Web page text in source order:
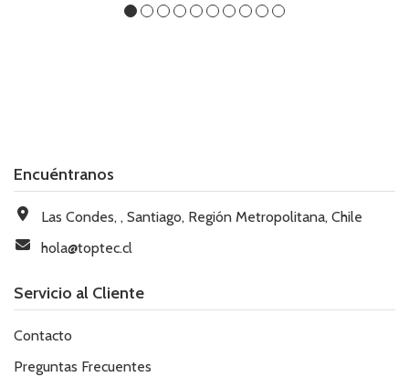
Encuéntranos
Las Condes, , Santiago, Región Metropolitana, Chile
hola@toptec.cl
Servicio al Cliente
Contacto
Preguntas Frecuentes